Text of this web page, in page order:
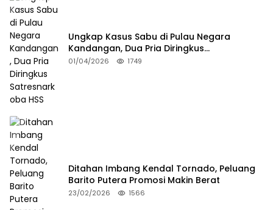
Ungkap Kasus Sabu di Pulau Negara
Kandangan, Dua Pria Diringkus
Satresnarkoba HSS
01/04/2026 1749
Ditahan Imbang Kendal Tornado, Peluang
Barito Putera Promosi Makin Berat
23/02/2026 1566